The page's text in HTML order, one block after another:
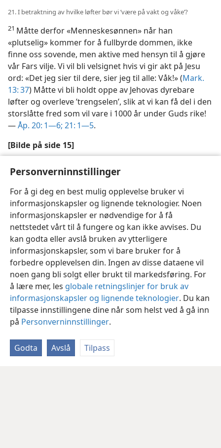
Personverninnstillinger
For å gi deg en best mulig opplevelse bruker vi
informasjonskapsler og lignende teknologier. Noen
informasjonskapsler er nødvendige for å få
nettstedet vårt til å fungere og kan ikke avvises. Du
kan godta eller avslå bruken av ytterligere
informasjonskapsler, som vi bare bruker for å
forbedre opplevelsen din. Ingen av disse dataene vil
noen gang bli solgt eller brukt til markedsføring. For
å lære mer, les globale retningslinjer for bruk av
informasjonskapsler og lignende teknologier. Du kan
tilpasse innstillingene dine når som helst ved å gå inn
på Personverninnstillinger.
Godta Avslå Tilpass
21. I betraktning av hvilke løfter bør vi ’være på vakt og våke’?
21 Måtte derfor «Menneskesønnen» når han
«plutselig» kommer for å fullbyrde dommen, ikke
finne oss sovende, men aktive med hensyn til å gjøre
vår Fars vilje. Vi vil bli velsignet hvis vi gir akt på Jesu
ord: «Det jeg sier til dere, sier jeg til alle: Våk!» (Mark.
13: 37) Måtte vi bli holdt oppe av Jehovas dyrebare
løfter og overleve ’trengselen’, slik at vi kan få del i den
storslåtte fred som vil vare i 1000 år under Guds rike!
—Åp. 20: 1—6; 21: 1—5.
[Bilde på side 15]
’Veene’ over menneskeheten begynte i 1914 og har
tiltatt inntil nå